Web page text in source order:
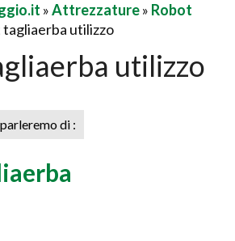
»Attrezzature» Robot
tagliaerba utilizzo
utilizzo
di :